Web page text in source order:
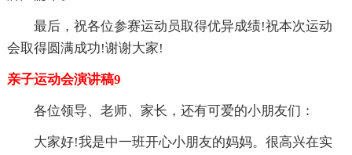
最后，祝各位参赛运动员取得优异成绩!祝本次运动
会取得圆满成功!谢谢大家!
亲子运动会演讲稿9
各位领导、老师、家长，还有可爱的小朋友们：
大家好!我是中一班开心小朋友的妈妈。很高兴在实